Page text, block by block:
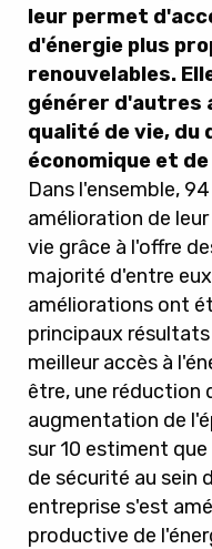
leur permet
d'énergie plus
renouvelables.
générer d'autres
qualité de vie, du
économique et
Dans l'ensemble,
amélioration de
vie grâce à l'offre
majorité d'entre
améliorations ont
principaux
meilleur accès à
être, une réduction
augmentation de
sur 10 estiment
de sécurité au sein
entreprise s'est
productive de